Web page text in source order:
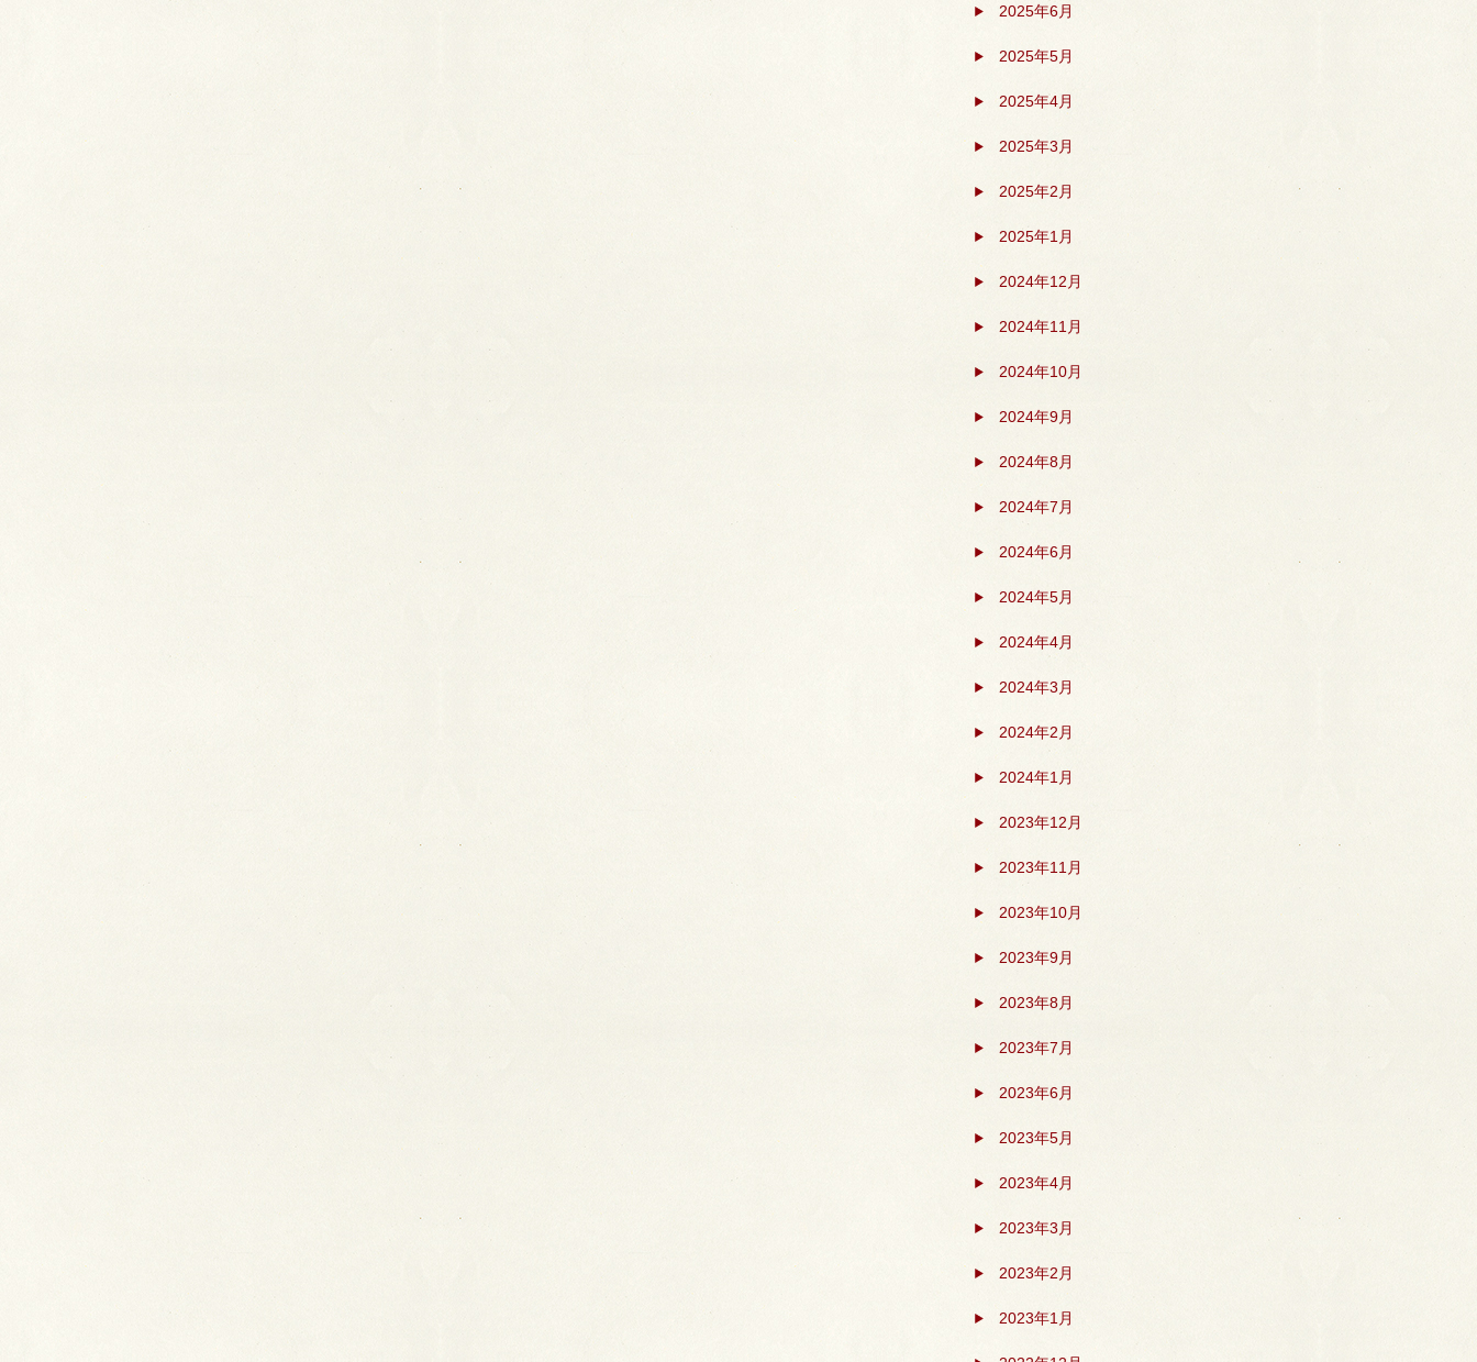
2025年6月
2025年5月
2025年4月
2025年3月
2025年2月
2025年1月
2024年12月
2024年11月
2024年10月
2024年9月
2024年8月
2024年7月
2024年6月
2024年5月
2024年4月
2024年3月
2024年2月
2024年1月
2023年12月
2023年11月
2023年10月
2023年9月
2023年8月
2023年7月
2023年6月
2023年5月
2023年4月
2023年3月
2023年2月
2023年1月